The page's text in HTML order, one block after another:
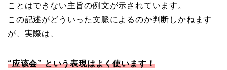
ことはできない主旨の例文が示されています。
この記述がどういった文脈によるのか判断しかねます
が、実際は、
“应该会” という表現はよく使います！